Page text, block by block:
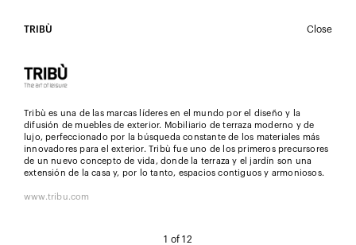
TRIBÙ Close
Tribù es una de las marcas líderes en el mundo por el diseño y la
difusión de muebles de exterior. Mobiliario de terraza moderno y de
lujo, perfeccionado por la búsqueda constante de los materiales más
innovadores para el exterior. Tribù fue uno de los primeros precursores
de un nuevo concepto de vida, donde la terraza y el jardín son una
extensión de la casa y, por lo tanto, espacios contiguos y armoniosos.
www.tribu.com
1 of 12
LOGIN